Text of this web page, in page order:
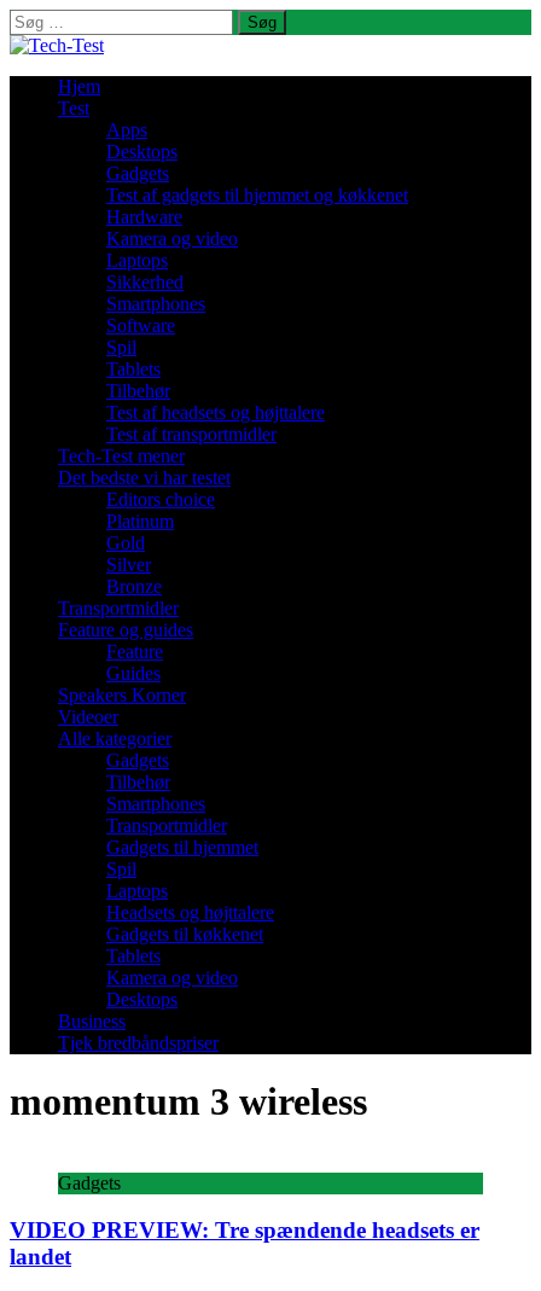
Søg
efter:
Hjem
Test
Apps
Desktops
Gadgets
Test af gadgets til hjemmet og køkkenet
Hardware
Kamera og video
Laptops
Sikkerhed
Smartphones
Software
Spil
Tablets
Tilbehør
Test af headsets og højttalere
Test af transportmidler
Tech-Test mener
Det bedste vi har testet
Editors choice
Platinum
Gold
Silver
Bronze
Transportmidler
Feature og guides
Feature
Guides
Speakers Korner
Videoer
Alle kategorier
Gadgets
Tilbehør
Smartphones
Transportmidler
Gadgets til hjemmet
Spil
Laptops
Headsets og højttalere
Gadgets til køkkenet
Tablets
Kamera og video
Desktops
Business
Tjek bredbåndspriser
momentum 3 wireless
Gadgets
VIDEO PREVIEW: Tre spændende headsets er
landet